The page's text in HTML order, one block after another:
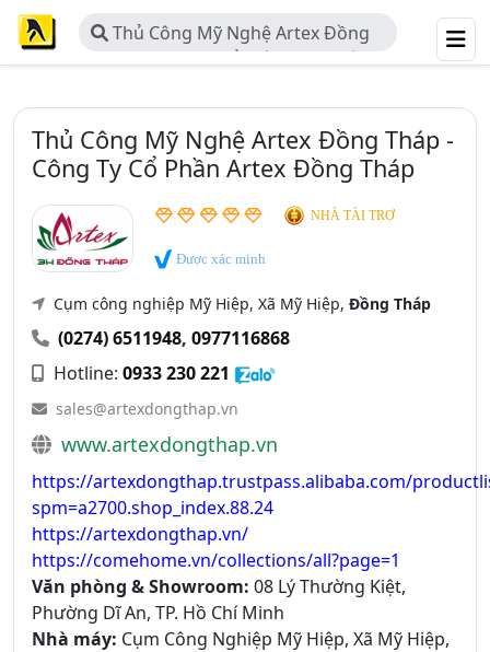
Thủ Công Mỹ Nghệ Artex Đồng
Tháp - Công Ty Cổ Phần Artex Đồng
Thủ Công Mỹ Nghệ Artex Đồng Tháp -
Công Ty Cổ Phần Artex Đồng Tháp
NHÀ TÀI TRỢ
Được xác minh
Cụm công nghiệp Mỹ Hiệp, Xã Mỹ Hiệp, Đồng Tháp
(0274) 6511948, 0977116868
Hotline: 0933 230 221
sales@artexdongthap.vn
www.artexdongthap.vn
https://artexdongthap.trustpass.alibaba.com/
spm=a2700.shop_index.88.24
https://artexdongthap.vn/
https://comehome.vn/collections/all?page=1
Văn phòng & Showroom: 08 Lý Thường Kiệt,
Phường Dĩ An, TP. Hồ Chí Minh
Nhà máy: Cụm Công Nghiệp Mỹ Hiệp, Xã Mỹ Hiệp,